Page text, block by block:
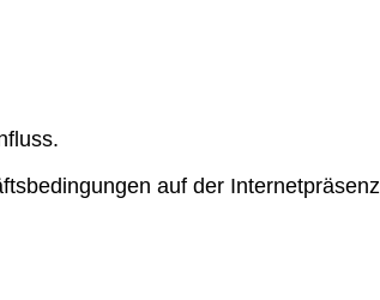
auf der Internetpräsenz